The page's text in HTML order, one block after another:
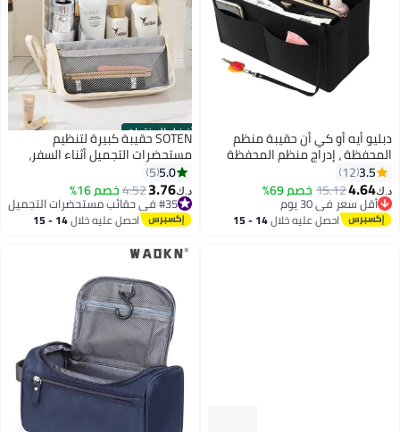
2
دبليو أيه أو كي أن حقيبة منظم
المحفظة ، إدراج منظم المحفظة
لحقائب اليد ، منظم حقيبة محفظة
الحظ الذهبية إدراج حقائب اليد
لخزانة النساء بسحاب ، حقائب يد
متعددة الوظائف ذات سعة كبيرة
(أسود)
3.5
12
د.ك‏4.64
15.12خصم 69%
أقل سعر في 30 يوم
أقل سعر في 30 يوماحصل عليه خلال 14 - 15
أفضل المنتجات
3
SOTEN حقيبة كبيرة لتنظيم
مستحضرات التجميل أثناء السفر،
منظم مستحضرات تجميل قائم
بمقبض، حقيبة تجميل مقاومة
للماء من البولي يوريثان للنساء،
محطة تجميل محمولة وحقيبة
أدوات الزينة، متوفرة باللون البيج
الكريمي والأزرق السماوي
والأرجواني الفاتح
5.0
5
د.ك‏3.76
4.52خصم 16%
#35 في حقائب مستحضرات التجميل
#35 في حقائب مستحضرات التجميل احصل عليه خلال 14 - 15